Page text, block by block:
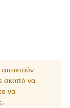
σκοπό να
να